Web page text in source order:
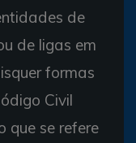
de
de ligas em
formas
Civil
que se refere